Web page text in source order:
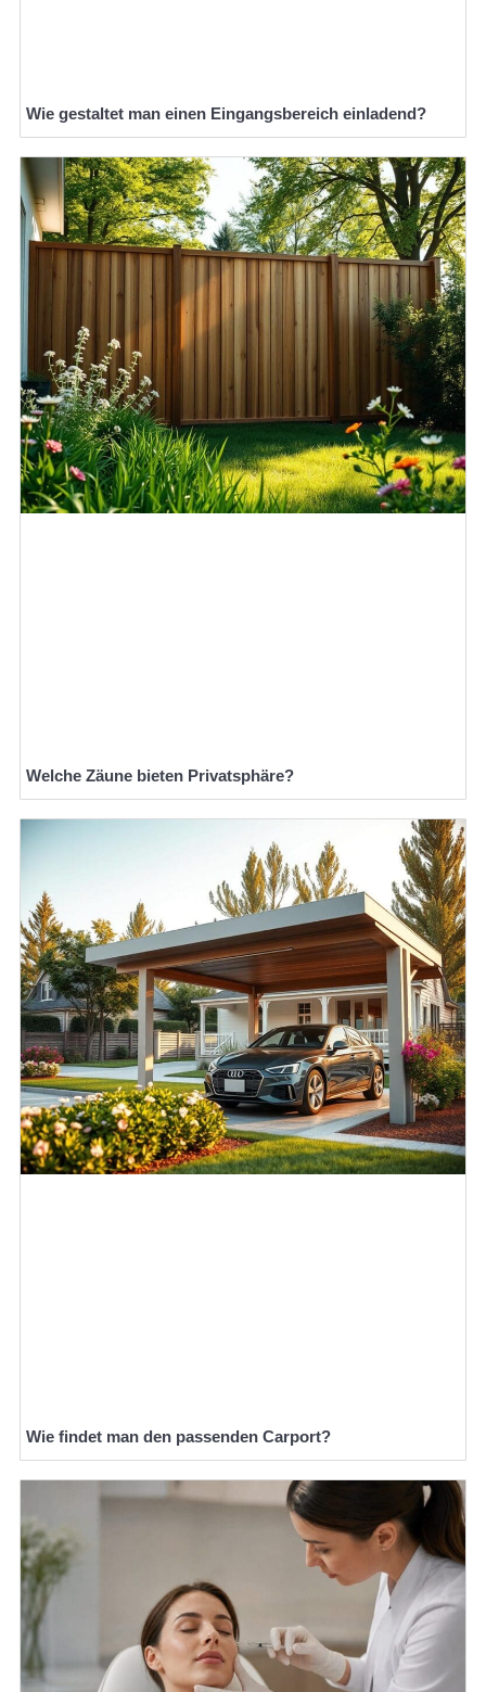
Wie gestaltet man einen Eingangsbereich einladend?
Welche Zäune bieten Privatsphäre?
Wie findet man den passenden Carport?